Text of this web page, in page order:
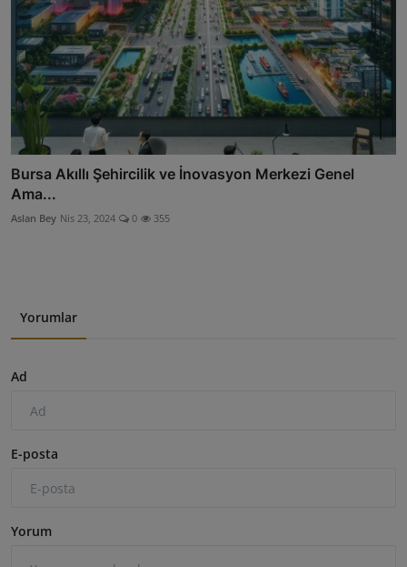
Bursa Akıllı Şehircilik ve İnovasyon Merkezi Genel
Ama...
Aslan Bey Nis 23, 2024 0 355
Yorumlar
Ad
E-posta
Yorum